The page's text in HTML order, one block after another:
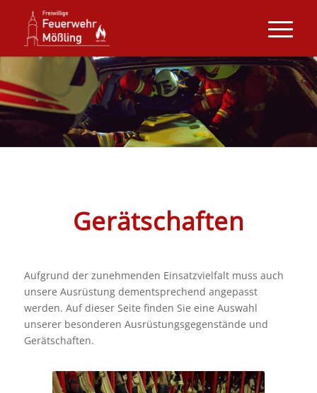
Gerätschaften
Aufgrund der zunehmenden Einsatzvielfalt muss auch
unsere Ausrüstung dementsprechend angepasst
werden. Auf dieser Seite finden Sie eine Auswahl
unserer besonderen Ausrüstungsgegenstände und
Gerätschaften.